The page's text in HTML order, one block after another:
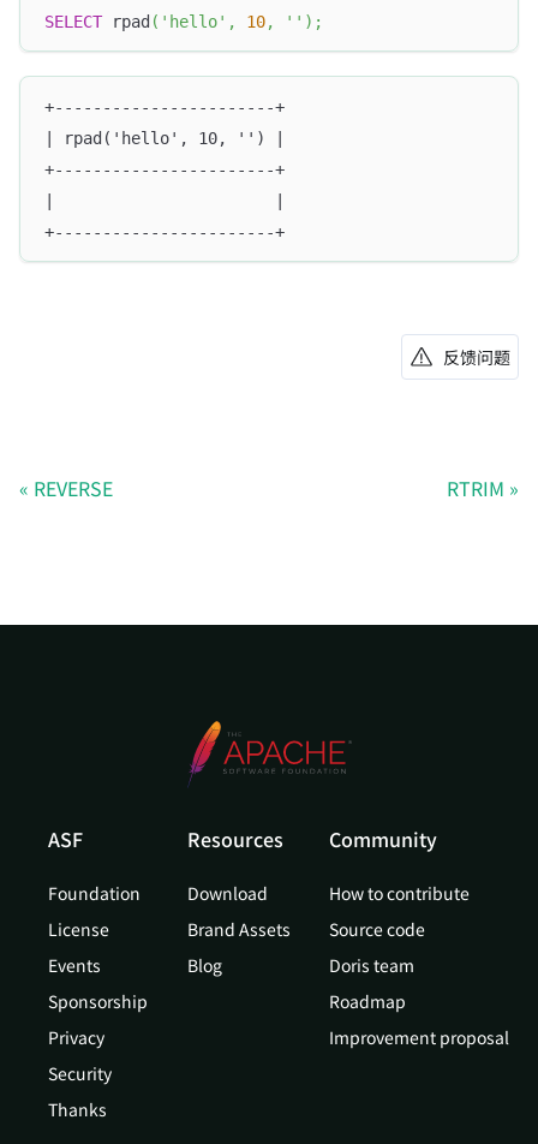
SELECT rpad( 'hello' , 10, '' ) ;
+-----------------------+
| rpad('hello', 10, '') |
+-----------------------+
+-----------------------+
反馈问题
REVERSE RTRIM
ASF
Foundation
License
Events
Sponsorship
Privacy
Security
Thanks
Resources
Download
Brand Assets
Blog
Community
How to contribute
Source code
Doris team
Roadmap
Improvement proposal